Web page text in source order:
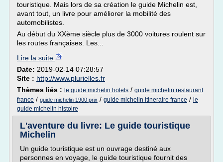
touristique. Mais lors de sa création le guide Michelin est,
avant tout, un livre pour améliorer la mobilité des
automobilistes.
Au début du XXème siècle plus de 3000 voitures roulent sur
les routes françaises. Les...
Lire la suite
Date: 2019-02-14 07:28:57
Site : http://www.plurielles.fr
Thèmes liés : le guide michelin hotels / guide michelin restaurant
france / guide michelin 1900 prix / guide michelin itineraire france / le
guide michelin histoire
L'aventure du livre: Le guide touristique
Michelin
Un guide touristique est un ouvrage destiné aux
personnes en voyage, le guide touristique fournit des